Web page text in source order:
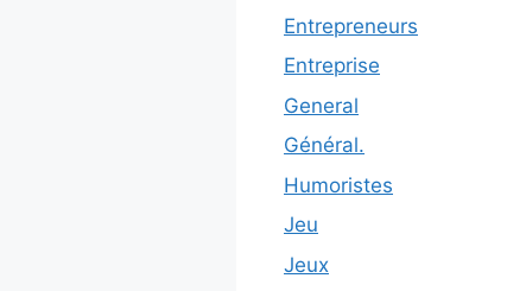
Entrepreneurs
Entreprise
General
Général.
Humoristes
Jeu
Jeux